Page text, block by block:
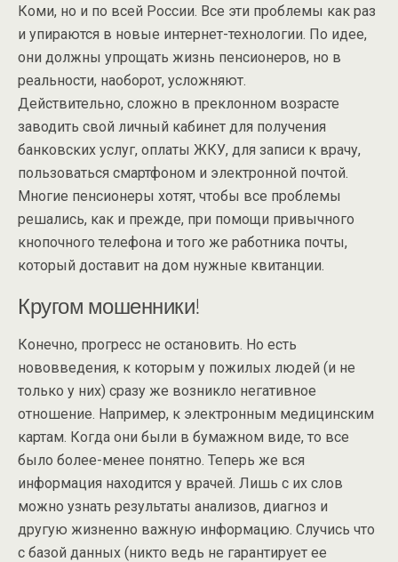
Коми, но и по всей России. Все эти проблемы как раз
и упираются в новые интернет-технологии. По идее,
они должны упрощать жизнь пенсионеров, но в
реальности, наоборот, усложняют.
Действительно, сложно в преклонном возрасте
заводить свой личный кабинет для получения
банковских услуг, оплаты ЖКУ, для записи к врачу,
пользоваться смартфоном и электронной почтой.
Многие пенсионеры хотят, чтобы все проблемы
решались, как и прежде, при помощи привычного
кнопочного телефона и того же работника почты,
который доставит на дом нужные квитанции.
Кругом мошенники!
Конечно, прогресс не остановить. Но есть
нововведения, к которым у пожилых людей (и не
только у них) сразу же возникло негативное
отношение. Например, к электронным медицинским
картам. Когда они были в бумажном виде, то все
было более-менее понятно. Теперь же вся
информация находится у врачей. Лишь с их слов
можно узнать результаты анализов, диагноз и
другую жизненно важную информацию. Случись что
с базой данных (никто ведь не гарантирует ее